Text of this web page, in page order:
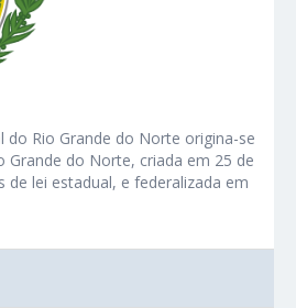
do Rio Grande do Norte origina-se
Grande do Norte, criada em 25 de
de lei estadual, e federalizada em